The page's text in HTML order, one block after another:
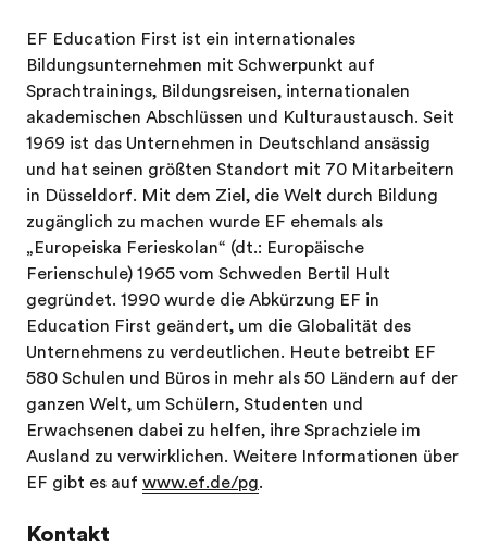
EF Education First ist ein internationales
Bildungsunternehmen mit Schwerpunkt auf
Sprachtrainings, Bildungsreisen, internationalen
akademischen Abschlüssen und Kulturaustausch. Seit
1969 ist das Unternehmen in Deutschland ansässig
und hat seinen größten Standort mit 70 Mitarbeitern
in Düsseldorf. Mit dem Ziel, die Welt durch Bildung
zugänglich zu machen wurde EF ehemals als
„Europeiska Ferieskolan“ (dt.: Europäische
Ferienschule) 1965 vom Schweden Bertil Hult
gegründet. 1990 wurde die Abkürzung EF in
Education First geändert, um die Globalität des
Unternehmens zu verdeutlichen. Heute betreibt EF
580 Schulen und Büros in mehr als 50 Ländern auf der
ganzen Welt, um Schülern, Studenten und
Erwachsenen dabei zu helfen, ihre Sprachziele im
Ausland zu verwirklichen. Weitere Informationen über
EF gibt es auf www.ef.de/pg.
Kontakt